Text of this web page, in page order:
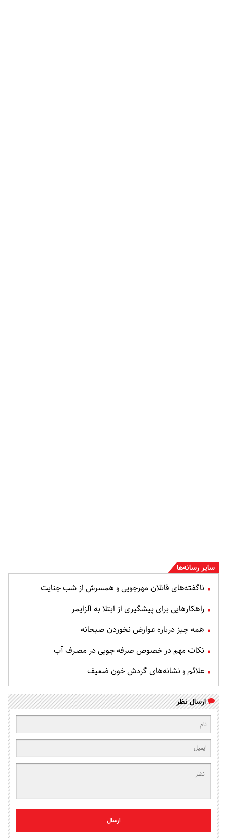
سایر رسانه‌ها
ناگفته‌های قاتلان مهرجویی و همسرش از شب جنایت
راهکارهایی برای پیشگیری از ابتلا به آلزایمر
همه چیز درباره عوارض نخوردن صبحانه
نکات مهم در خصوص صرفه جویی در مصرف آب
علائم و نشانه‌های گردش خون ضعیف
ارسال نظر
ارسال